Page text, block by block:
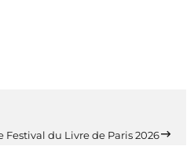
Festival du Livre de Paris 2026